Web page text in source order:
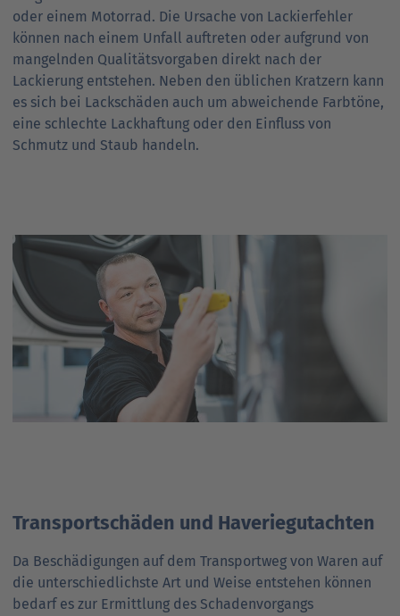
oder einem Motor­rad. Die Ursache von Lackier­fehler
können nach einem Unfall auftreten oder aufgrund von
mangelnden Qualitäts­vorgaben direkt nach der
Lackierung entstehen. Neben den üblichen Kratzern kann
es sich bei Lack­schäden auch um abweichende Farb­töne,
eine schlechte Lack­haftung oder den Einfluss von
Schmutz und Staub handeln.
Transport­schäden und Haverie­gutachten
Da Beschädigungen auf dem Transport­weg von Waren auf
die unterschiedlichste Art und Weise entstehen können
bedarf es zur Ermittlung des Schaden­vorgangs